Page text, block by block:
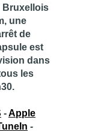
Bruxellois
une
de
est
dans
les
-Apple
-